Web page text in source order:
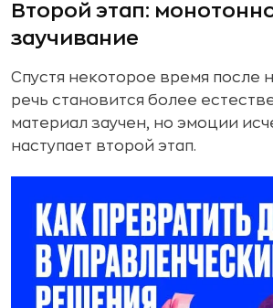
Второй этап:
заучивание
Спустя некоторое время после
речь становится более
материал заучен, но эмоции
наступает второй этап.